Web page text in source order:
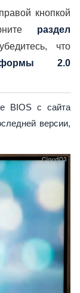
кнопкой
раздел
что
2.0
BIOS с сайта
версии,